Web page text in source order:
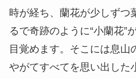
時が経ち、蘭花が少しずつ
るで奇跡のように“小蘭花”
目覚めます。そこには息山
やがてすべてを思い出し